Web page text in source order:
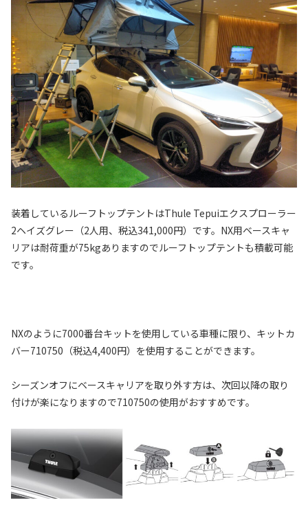
装着しているルーフトップテントはThule Tepuiエクスプローラー
2ヘイズグレー（2人用、税込341,000円）です。NX用ベースキャ
リアは耐荷重が75kgありますのでルーフトップテントも積載可能
です。
NXのように7000番台キットを使用している車種に限り、キットカ
バー710750（税込4,400円）を使用することができます。
シーズンオフにベースキャリアを取り外す方は、次回以降の取り
付けが楽になりますので710750の使用がおすすめです。